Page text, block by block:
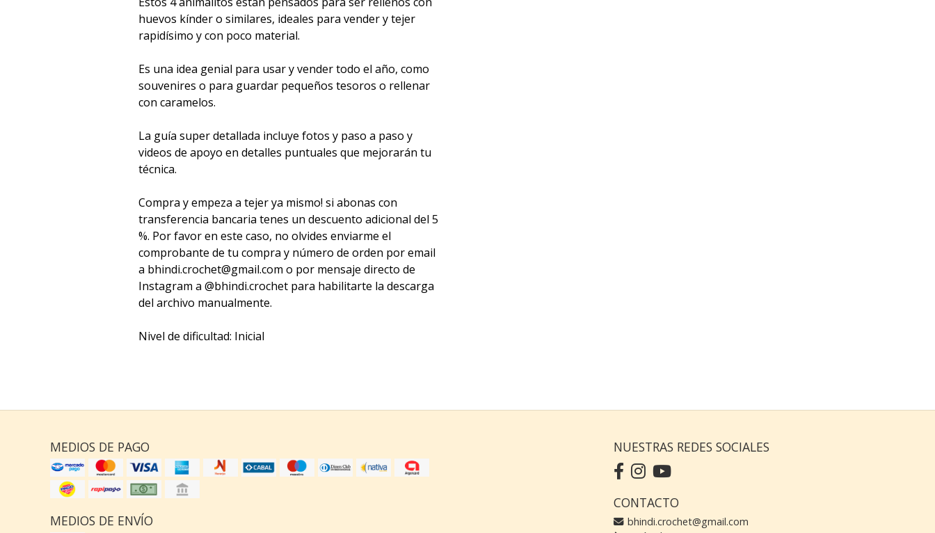
huevos kínder o similares, ideales para vender y tejer
rapidísimo y con poco material.
Es una idea genial para usar y vender todo el año, como
souvenires o para guardar pequeños tesoros o rellenar
con caramelos.
La guía super detallada incluye fotos y paso a paso y
videos de apoyo en detalles puntuales que mejorarán tu
técnica.
Compra y empeza a tejer ya mismo! si abonas con
transferencia bancaria tenes un descuento adicional del 5
%. Por favor en este caso, no olvides enviarme el
comprobante de tu compra y número de orden por email
a bhindi.crochet@gmail.com o por mensaje directo de
Instagram a @bhindi.crochet para habilitarte la descarga
del archivo manualmente.
Nivel de dificultad: Inicial
MEDIOS DE PAGO
MEDIOS DE ENVÍO
NUESTRAS REDES SOCIALES
CONTACTO
bhindi.crochet@gmail.com